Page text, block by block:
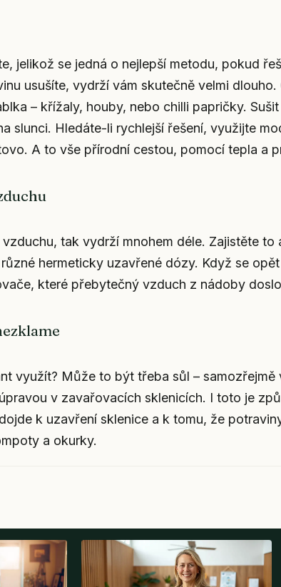
jelikož se jedná o nejlepší metodu, pokud
usušíte, vydrží vám skutečně velmi dlouho.
– křížaly, houby, nebo chilli papričky.
slunci. Hledáte-li rychlejší řešení, využijte
A to vše přírodní cestou, pomocí tepla a
tak vydrží mnohem déle. Zajistěte
hermeticky uzavřené dózy. Když se
které přebytečný vzduch z nádoby
využít? Může to být třeba sůl –
v zavařovacích sklenicích. I toto je
k uzavření sklenice a k tomu, že
a okurky.